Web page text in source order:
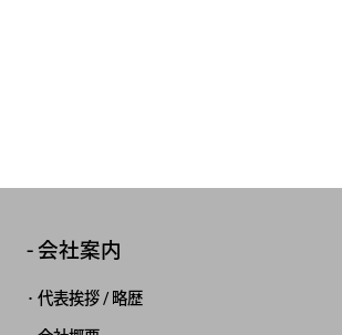
会社案内
代表挨拶 / 略歴